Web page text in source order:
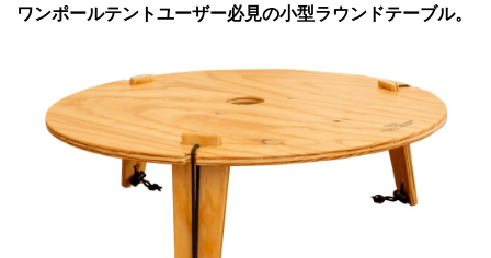
ワンポールテントユーザー必見の小型ラウンドテーブル。